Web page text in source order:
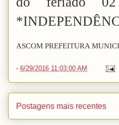
ASCOM PREFEITURA
- 6/29/2016 11:03:00 AM
Postagens mais recentes